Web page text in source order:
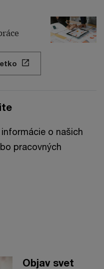
o našich
pracovných
Objav svet